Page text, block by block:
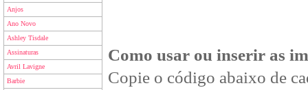
Anjos
Ano Novo
Ashley Tisdale
Assinaturas
Avril Lavigne
Barbie
Como usar ou inserir as
Copie o código abaixo de